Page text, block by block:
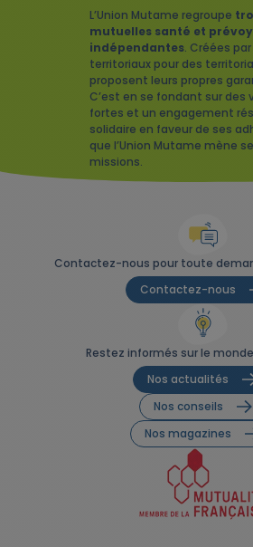
L’Union Mutame regroupe
mutuelles santé et
indépendantes. Créées
territoriaux pour des
proposent leurs propres
C’est en se fondant sur des
fortes et un engagement
solidaire en faveur de ses
que l’Union Mutame mène
missions.
Contactez-nous pour toute
Contactez-nous
Restez informés sur le
Nos actualités
Nos conseils
Nos magazines